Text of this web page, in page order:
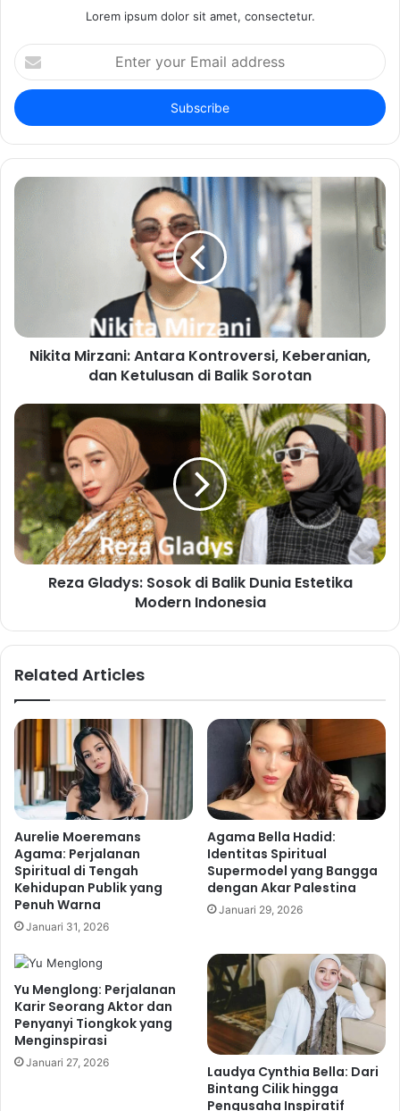
Lorem ipsum dolor sit amet, consectetur.
Enter
your
Email
address
Nikita Mirzani: Antara Kontroversi, Keberanian,
dan Ketulusan di Balik Sorotan
Reza Gladys: Sosok di Balik Dunia Estetika
Modern Indonesia
Related Articles
Aurelie Moeremans
Agama: Perjalanan
Spiritual di Tengah
Kehidupan Publik yang
Penuh Warna
Januari 31, 2026
Agama Bella Hadid:
Identitas Spiritual
Supermodel yang Bangga
dengan Akar Palestina
Januari 29, 2026
Yu Menglong: Perjalanan
Karir Seorang Aktor dan
Penyanyi Tiongkok yang
Menginspirasi
Januari 27, 2026
Laudya Cynthia Bella: Dari
Bintang Cilik hingga
Pengusaha Inspiratif